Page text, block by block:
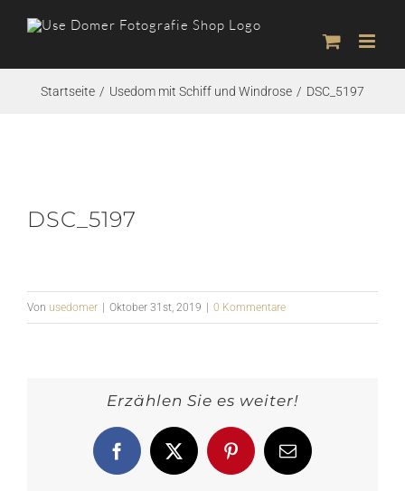
springen
Startseite Usedom mit Schiff und Windrose DSC_5197
DSC_5197
Von usedomer Oktober 31st, 2019 0 Kommentare
Erzählen Sie es weiter!
Facebook
X PinterestE-
Mail